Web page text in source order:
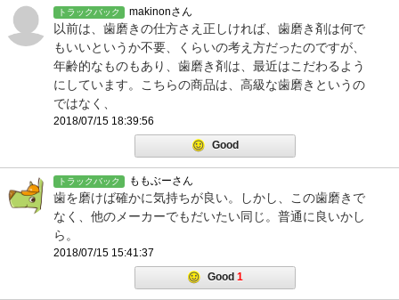
トラックバック makinonさん
以前は、歯磨きの仕方さえ正しければ、歯磨き剤は何で
もいいというか不要、くらいの考え方だったのですが、
年齢的なものもあり、歯磨き剤は、最近はこだわるよう
にしています。こちらの商品は、高級な歯磨きというの
ではなく、
2018/07/15 18:39:56
Good
トラックバック ももぶーさん
歯を磨けば確かに気持ちが良い。しかし、この歯磨きで
なく、他のメーカーでもだいたい同じ。普通に良いかし
ら。
2018/07/15 15:41:37
Good 1